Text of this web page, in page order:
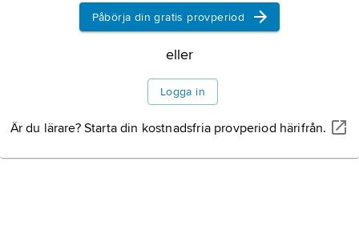
) bildades som
Information om artikeln
Påbörja din gratis provperiod
eller
Logga in
Är du lärare? Starta din kostnadsfria provperiod härifrån.